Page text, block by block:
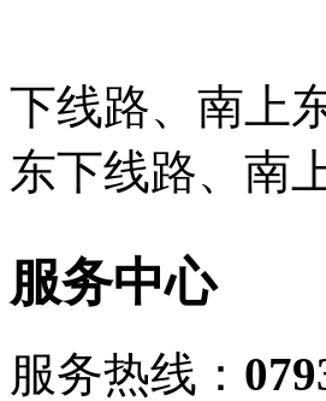
下线路、南上
东下线路、南
服务中心
服务热线：